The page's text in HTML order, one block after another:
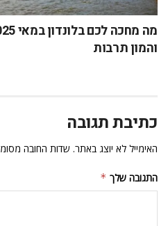
והמון תרבות
כתיבת תגובה
האימייל לא יוצג באתר. שדות החובה
התגובה שלך *